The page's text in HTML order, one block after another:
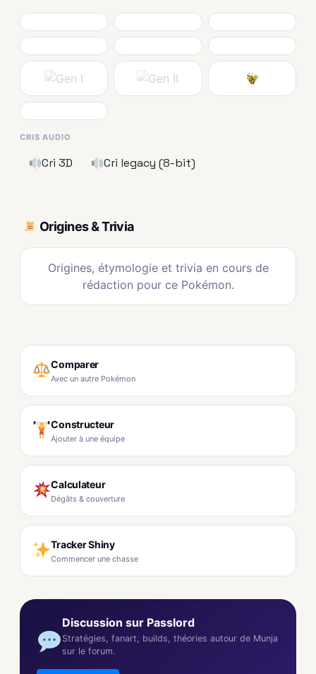
CRIS AUDIO
Cri 3D Cri legacy (8-bit)
Origines & Trivia
Origines, étymologie et trivia en cours de
rédaction pour ce Pokémon.
Comparer
Avec un autre Pokémon
Constructeur
Ajouter à une équipe
Calculateur
Dégâts & couverture
Tracker Shiny
Commencer une chasse
Discussion sur Passlord
Stratégies, fanart, builds, théories autour de Munja
sur le forum.